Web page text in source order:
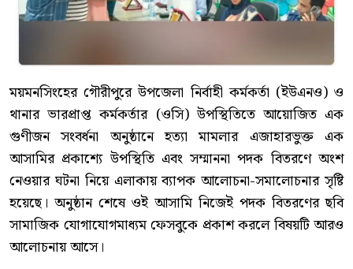
ময়মনসিংহের গৌরীপুরে উপজেলা নির্বাহী কর্মকর্তা (ইউএনও) ও
থানার ভারপ্রাপ্ত কর্মকর্তার (ওসি) উপস্থিতিতে আয়োজিত এক
গুণীজন সংবর্ধনা অনুষ্ঠানে হত্যা মামলার এজাহারভুক্ত এক
আসামির প্রকাশ্যে উপস্থিতি এবং সম্মাননা পদক বিতরণে অংশ
নেওয়ার ঘটনা নিয়ে এলাকায় ব্যাপক আলোচনা-সমালোচনার সৃষ্টি
হয়েছে। অনুষ্ঠান শেষে ওই আসামি নিজেই পদক বিতরণের ছবি
সামাজিক যোগাযোগমাধ্যম ফেসবুকে প্রকাশ করলে বিষয়টি আরও
আলোচনায় আসে।